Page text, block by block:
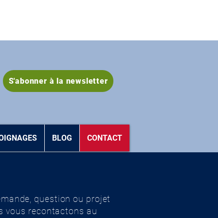
S'abonner à la newsletter
BLOG CONTACT
question ou projet
vous recontactons au